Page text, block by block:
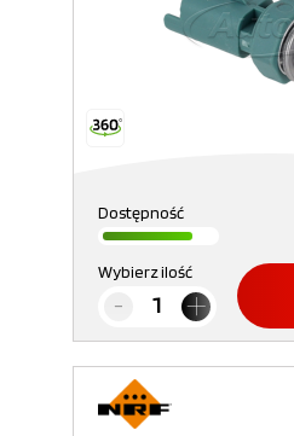
Dostępność
Wybierz ilość